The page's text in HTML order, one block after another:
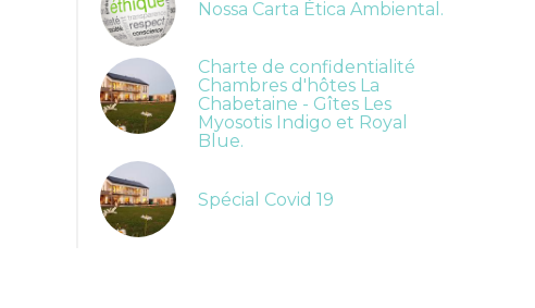
Nossa Carta Ética Ambiental.
Charte de confidentialité
Chambres d'hôtes La
Chabetaine - Gîtes Les
Myosotis Indigo et Royal
Blue.
Spécial Covid 19